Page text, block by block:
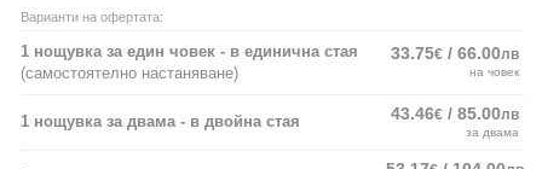
Варианти на офертата:
1 нощувка за един човек - в единична стая
(самостоятелно настаняване)
33.75€ / 66.00лв
на човек
1 нощувка за двама - в двойна стая 43.46€ / 85.00лв
за двама